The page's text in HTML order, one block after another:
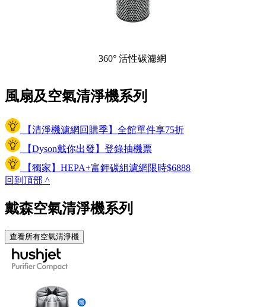
360° 活性碳濾網
風扇及空氣清淨機系列
【清淨機濾網回購季】全館單件享75折
【Dyson戴你出發】登錄抽機票
【獨家】HEPA+富鉀碳組濾網限時$6888
回到頂部 ^
戴森空氣清淨機系列
查看所有空氣清淨機